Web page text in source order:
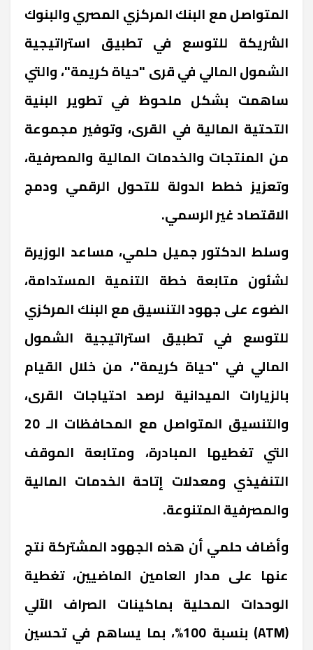
المتواصل مع البنك المركزي المصري والبنوك
الشريكة للتوسع في تطبيق استراتيجية
الشمول المالي في قرى "حياة كريمة"، والتي
ساهمت بشكل ملحوظ في تطوير البنية
التحتية المالية في القرى، وتوفير مجموعة
من المنتجات والخدمات المالية والمصرفية،
وتعزيز خطط الدولة للتحول الرقمي ودمج
الاقتصاد غير الرسمي.
وسلط الدكتور جميل حلمي، مساعد الوزيرة
لشئون متابعة خطة التنمية المستدامة،
الضوء على جهود التنسيق مع البنك المركزي
للتوسع في تطبيق استراتيجية الشمول
المالي في "حياة كريمة"، من خلال القيام
بالزيارات الميدانية لرصد احتياجات القرى،
والتنسيق المتواصل مع المحافظات الـ 20
التي تغطيها المبادرة، ومتابعة الموقف
التنفيذي ومعدلات إتاحة الخدمات المالية
والمصرفية المتنوعة.
وأضاف حلمي أن هذه الجهود المشتركة نتج
عنها على مدار العامين الماضيين، تغطية
الوحدات المحلية بماكينات الصراف الآلي
(ATM) بنسبة 100%، بما يساهم في تحسين